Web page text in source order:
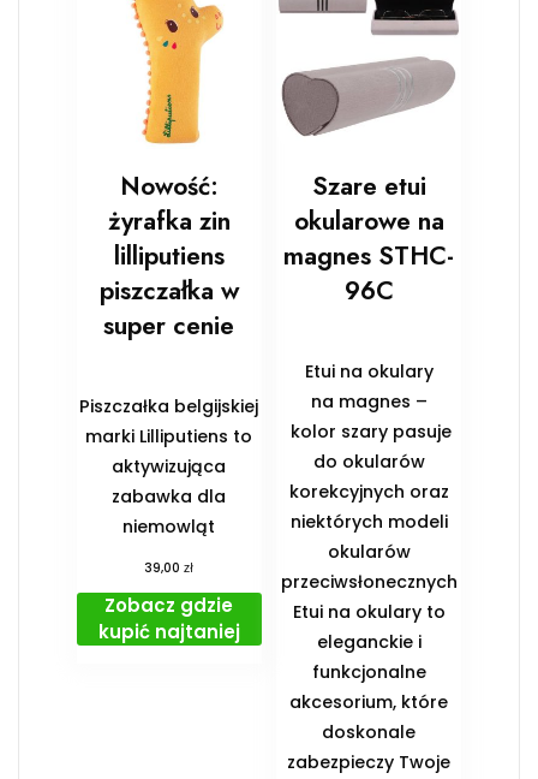
Nowość:
żyrafka zin
lilliputiens
piszczałka w
super cenie
Piszczałka belgijskiej
marki Lilliputiens to
aktywizująca
zabawka dla
niemowląt
39,00zł
Zobacz gdzie
kupić najtaniej
Szare etui
okularowe na
magnes STHC-
96C
Etui na okulary
na magnes –
kolor szary pasuje
do okularów
korekcyjnych oraz
niektórych modeli
okularów
przeciwsłonecznych
Etui na okulary to
eleganckie i
funkcjonalne
akcesorium, które
doskonale
zabezpieczy Twoje